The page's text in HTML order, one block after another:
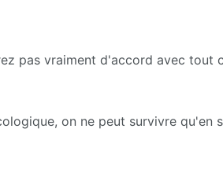
pas vraiment d'accord avec tout
on ne peut survivre qu'en